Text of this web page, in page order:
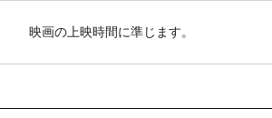
映画の上映時間に準じます。